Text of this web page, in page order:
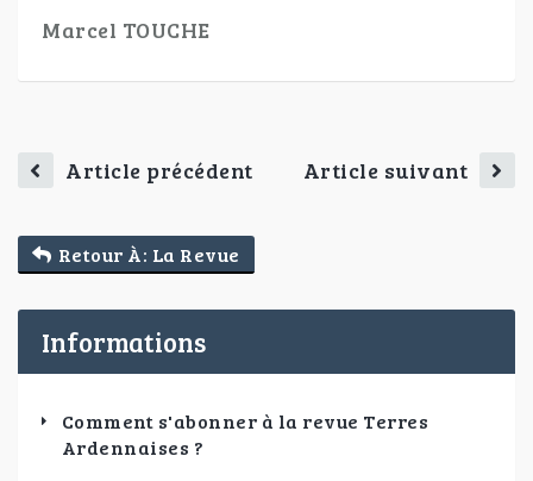
Informations
Comment s'abonner à la revue Terres
Ardennaises ?
Marcel TOUCHE
Article précédent Article suivant
Retour À: La Revue